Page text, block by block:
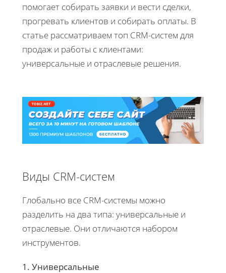
помогает собирать заявки и вести сделки,
прогревать клиентов и собирать оплаты. В
статье рассматриваем топ CRM-систем для
продаж и работы с клиентами:
универсальные и отраслевые решения.
Виды CRM-систем
Глобально все CRM-системы можно
разделить на два типа: универсальные и
отраслевые. Они отличаются набором
инструментов.
1. Универсальные